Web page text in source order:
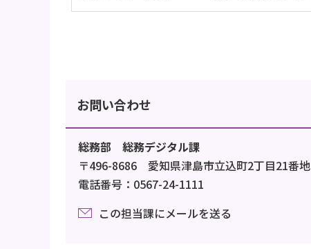
お問い合わせ
総務部 総務デジタル課
〒496-8686 愛知県津島市立込町2丁目21番地
電話番号：0567-24-1111
この担当課にメールを送る